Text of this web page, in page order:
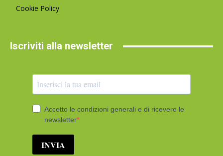
Cookie Policy
Iscriviti alla newsletter